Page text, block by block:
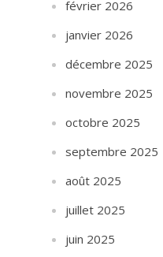
février 2026
janvier 2026
décembre 2025
novembre 2025
octobre 2025
septembre 2025
août 2025
juillet 2025
juin 2025